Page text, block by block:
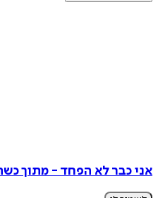
אני כבר לא הפחד - מתוך